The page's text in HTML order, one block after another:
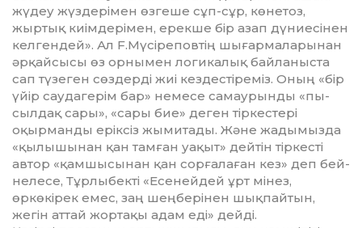
жүдеу жүздерімен өзгеше сұп-сұр, көнетоз,
жыртық киімдері­мен, ерекше бір азап дүниесінен
кел­гендей». Ал F.Мүсіреповтің шығармаларынан
әрқайсысы өз орнымен логикалық байланыста
сап түзеген сөздерді жиі кездес­тіре­міз. Оның «бір
үйір саудагерім бар» немесе самаурынды «пы­
сыл­дақ сары», «сары бие» деген тіркестері
оқырманды еріксіз жы­митады. Және жадымызда
«қы­лышынан қан тамған уақыт» дей­тін тіркесті
автор «қам­шы­сы­нан қан сорғалаған кез» деп бей­
нелесе, Тұрлыбекті «Есенейдей ұрт мінез,
өркөкірек емес, заң шеңберінен шықпайтын,
жегін аттай жортақы адам еді» дейді.